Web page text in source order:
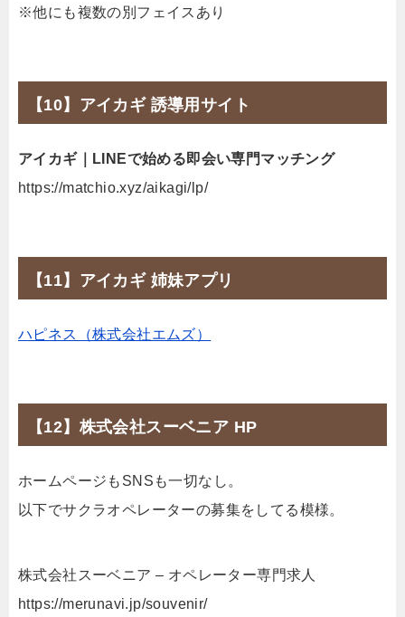
※他にも複数の別フェイスあり
【10】アイカギ 誘導用サイト
アイカギ｜LINEで始める即会い専門マッチング
https://matchio.xyz/aikagi/lp/
【11】アイカギ 姉妹アプリ
ハピネス（株式会社エムズ）
【12】株式会社スーベニア HP
ホームページもSNSも一切なし。
以下でサクラオペレーターの募集をしてる模様。
株式会社スーベニア – オペレーター専門求人
https://merunavi.jp/souvenir/